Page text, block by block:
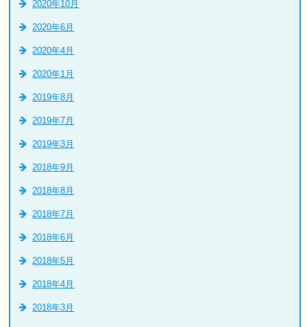
2020年10月
2020年6月
2020年4月
2020年1月
2019年8月
2019年7月
2019年3月
2018年9月
2018年8月
2018年7月
2018年6月
2018年5月
2018年4月
2018年3月